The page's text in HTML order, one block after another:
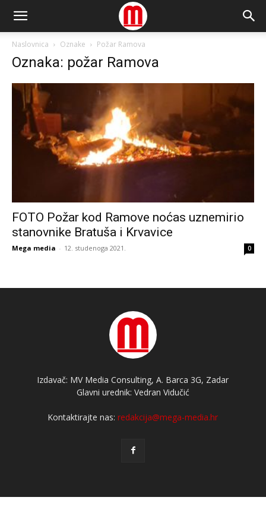
Naslovnica Oznake Požar Ramova
Oznaka: požar Ramova
FOTO Požar kod Ramove noćas uznemirio
stanovnike Bratuša i Krvavice
Mega media - 12. studenoga 2021. 0
Izdavač: MV Media Consulting, A. Barca 3G, Zadar
Glavni urednik: Vedran Vidučić
Kontaktirajte nas:redakcija@mega-media.hr